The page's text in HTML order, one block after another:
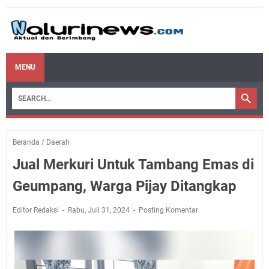
MENU
Beranda / Daerah
Jual Merkuri Untuk Tambang Emas di
Geumpang, Warga Pijay Ditangkap
Editor Redaksi Rabu, Juli 31, 2024 Posting Komentar